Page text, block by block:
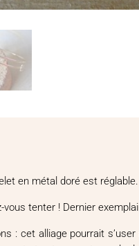
en métal doré est
vous tenter ! Dernier
: cet alliage pourrait